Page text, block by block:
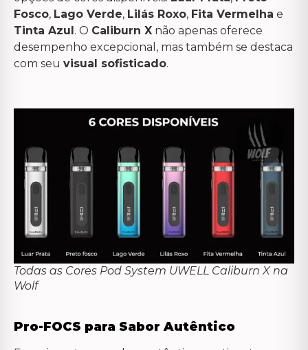
Fosco, Lago Verde, Lilás Roxo, Fita Vermelha e
Tinta Azul. O Caliburn X não apenas oferece
desempenho excepcional, mas também se destaca
com seu visual sofisticado.
Todas as Cores Pod System UWELL Caliburn X na
Wolf
Pro-FOCS para Sabor Autêntico